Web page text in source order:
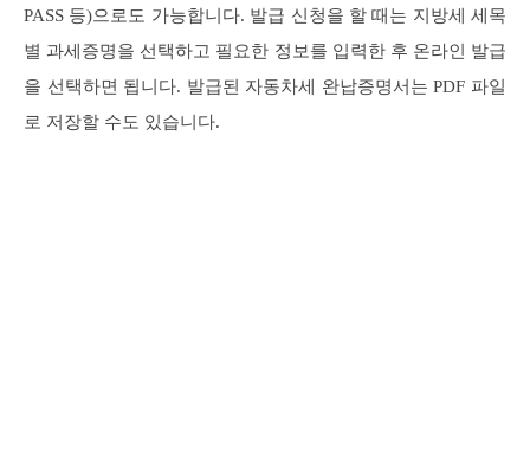
PASS 등)으로도 가능합니다. 발급 신청을 할 때는 지방세 세목
별 과세증명을 선택하고 필요한 정보를 입력한 후 온라인 발급
을 선택하면 됩니다. 발급된 자동차세 완납증명서는 PDF 파일
로 저장할 수도 있습니다.